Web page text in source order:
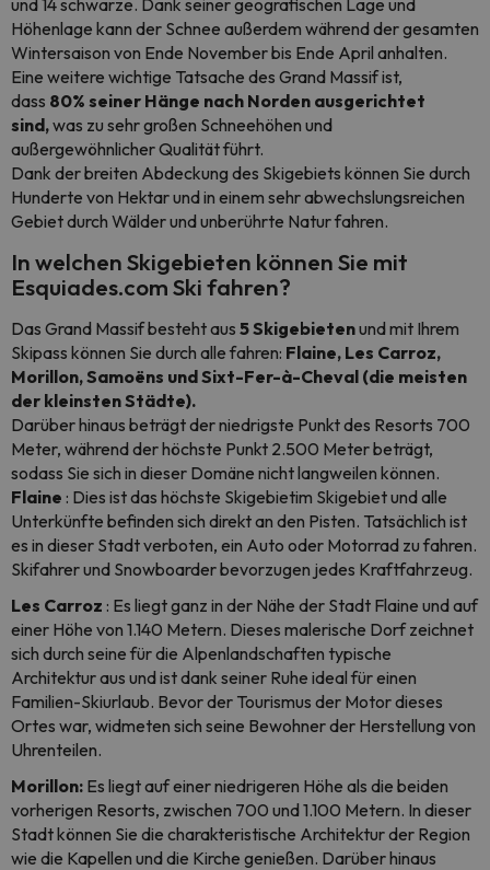
und 14 schwarze. Dank seiner geografischen Lage und
Höhenlage kann der Schnee außerdem während der gesamten
Wintersaison von Ende November bis Ende April anhalten.
Eine weitere wichtige Tatsache des Grand Massif ist,
dass 80% seiner Hänge nach Norden ausgerichtet
sind,was zu sehr großen Schneehöhen und
außergewöhnlicher Qualität führt.
Dank der breiten Abdeckung des Skigebiets können Sie durch
Hunderte von Hektar und in einem sehr abwechslungsreichen
Gebiet durch Wälder und unberührte Natur fahren.
In welchen Skigebieten können Sie mit
Esquiades.com Ski fahren?
Das Grand Massif besteht aus 5 Skigebietenund mit Ihrem
Skipass können Sie durch alle fahren: Flaine, Les Carroz,
Morillon, Samoëns und Sixt-Fer-à-Cheval (die meisten
der kleinsten Städte).
Darüber hinaus beträgt der niedrigste Punkt des Resorts 700
Meter, während der höchste Punkt 2.500 Meter beträgt,
sodass Sie sich in dieser Domäne nicht langweilen können.
Flaine : Dies ist das höchste Skigebietim Skigebiet und alle
Unterkünfte befinden sich direkt an den Pisten. Tatsächlich ist
es in dieser Stadt verboten, ein Auto oder Motorrad zu fahren.
Skifahrer und Snowboarderbevorzugen jedes Kraftfahrzeug.
Les Carroz : Es liegt ganz in der Nähe der Stadt Flaine und auf
einer Höhe von 1.140 Metern. Dieses malerische Dorf zeichnet
sich durch seine für die Alpenlandschaften typische
Architektur aus und ist dank seiner Ruhe ideal für einen
Familien-Skiurlaub. Bevor der Tourismus der Motor dieses
Ortes war, widmeten sich seine Bewohner der Herstellung von
Uhrenteilen.
Morillon: Es liegt auf einer niedrigeren Höhe als die beiden
vorherigen Resorts, zwischen 700 und 1.100 Metern. In dieser
Stadt können Sie die charakteristische Architektur der Region
wie die Kapellen und die Kirche genießen. Darüber hinaus